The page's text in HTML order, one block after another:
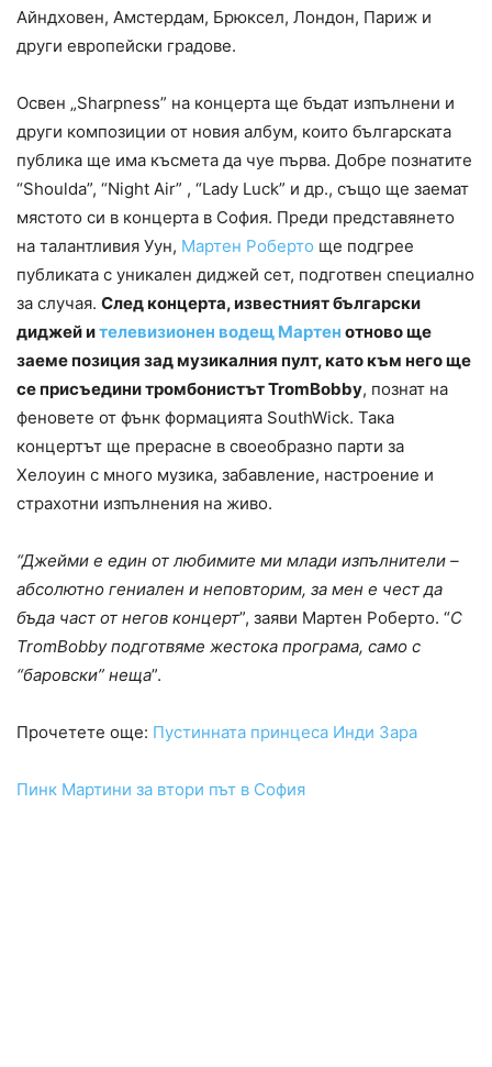
Айндховен, Амстердам, Брюксел, Лондон, Париж и
други европейски градове.
Освен „Sharpness” на концерта ще бъдат изпълнени и
други композиции от новия албум, които българската
публика ще има късмета да чуе първа. Добре познатите
“Shoulda”, “Night Air” , “Lady Luck” и др., също ще заемат
мястото си в концерта в София. Преди представянето
на талантливия Уун, Мартен Роберто ще подгрее
публиката с уникален диджей сет, подготвен специално
за случая. След концерта, известният български
диджей ителевизионен водещ Мартен отново ще
заеме позиция зад музикалния пулт, като към него ще
се присъедини тромбонистът TromBobby, познат на
феновете от фънк формацията SouthWick. Така
концертът ще прерасне в своеобразно парти за
Хелоуин с много музика, забавление, настроение и
страхотни изпълнения на живо.
“Джейми е един от любимите ми млади изпълнители –
абсолютно гениален и неповторим, за мен е чест да
бъда част от негов концерт”, заяви Мартен Роберто. “С
TromBobby подготвяме жестока програма, само с
“баровски” неща”.
Прочетете още: Пустинната принцеса Инди Зара
Пинк Мартини за втори път в София